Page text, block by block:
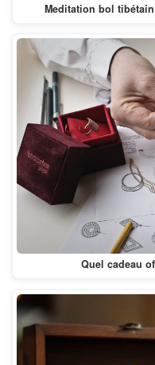
Meditation bol
Quel cadeau